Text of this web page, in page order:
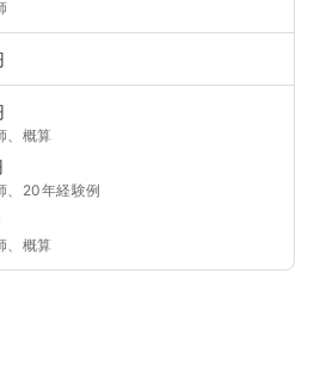
、概算
、20年経験例
、概算